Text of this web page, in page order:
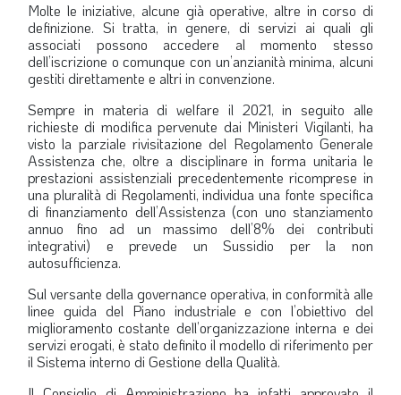
Molte le iniziative, alcune già operative, altre in corso di
definizione. Si tratta, in genere, di servizi ai quali gli
associati possono accedere al momento stesso
dell’iscrizione o comunque con un’anzianità minima, alcuni
gestiti direttamente e altri in convenzione.
Sempre in materia di welfare il 2021, in seguito alle
richieste di modifica pervenute dai Ministeri Vigilanti, ha
visto la parziale rivisitazione del Regolamento Generale
Assistenza che, oltre a disciplinare in forma unitaria le
prestazioni assistenziali precedentemente ricomprese in
una pluralità di Regolamenti, individua una fonte specifica
di finanziamento dell’Assistenza (con uno stanziamento
annuo fino ad un massimo dell’8% dei contributi
integrativi) e prevede un Sussidio per la non
autosufficienza.
Sul versante della governance operativa, in conformità alle
linee guida del Piano industriale e con l’obiettivo del
miglioramento costante dell’organizzazione interna e dei
servizi erogati, è stato definito il modello di riferimento per
il Sistema interno di Gestione della Qualità.